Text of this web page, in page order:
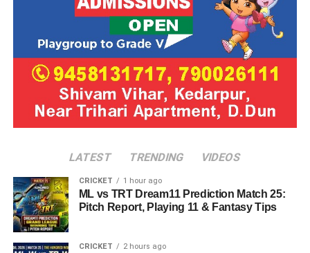
LATEST TRENDING VIDEOS
CRICKET 1 hour ago
ML vs TRT Dream11 Prediction Match 25:
Pitch Report, Playing 11 & Fantasy Tips
CRICKET 2 hours ago